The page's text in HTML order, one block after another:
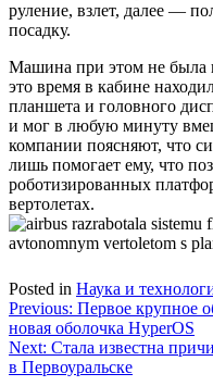
руление, взлет, далее —
посадку.
Машина при этом не была
это время в кабине
планшета и головного
и мог в любую минуту
компании поясняют, что
лишь помогает ему, что
роботизированных
вертолетах.
Posted in Наука и
Навигация
по
записям
Previous: Первое крупное
новая оболочка HyperOS
Next: Стала известна
в Первоуральске